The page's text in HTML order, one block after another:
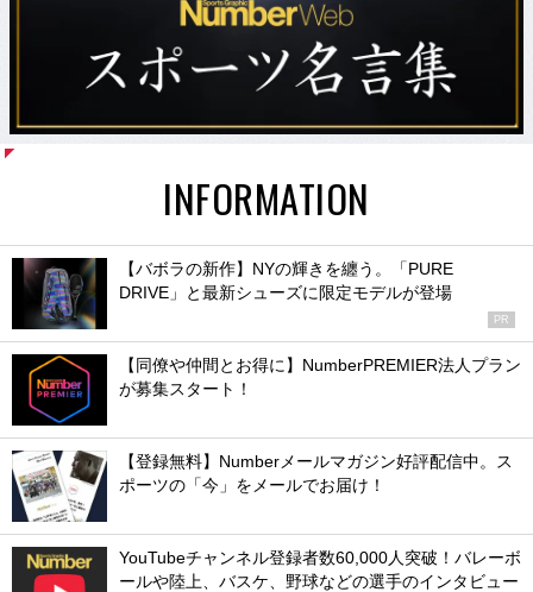
INFORMATION
【バボラの新作】NYの輝きを纏う。「PURE
DRIVE」と最新シューズに限定モデルが登場
PR
【同僚や仲間とお得に】NumberPREMIER法人プラン
が募集スタート！
【登録無料】Numberメールマガジン好評配信中。ス
ポーツの「今」をメールでお届け！
YouTubeチャンネル登録者数60,000人突破！バレーボ
ールや陸上、バスケ、野球などの選手のインタビュー